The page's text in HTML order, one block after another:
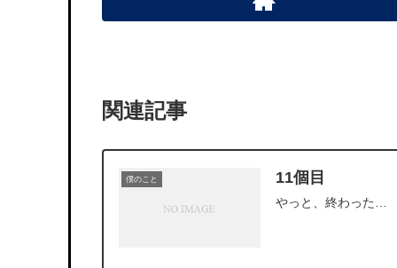
関連記事
僕のこと 11個目
やっと、終わった…